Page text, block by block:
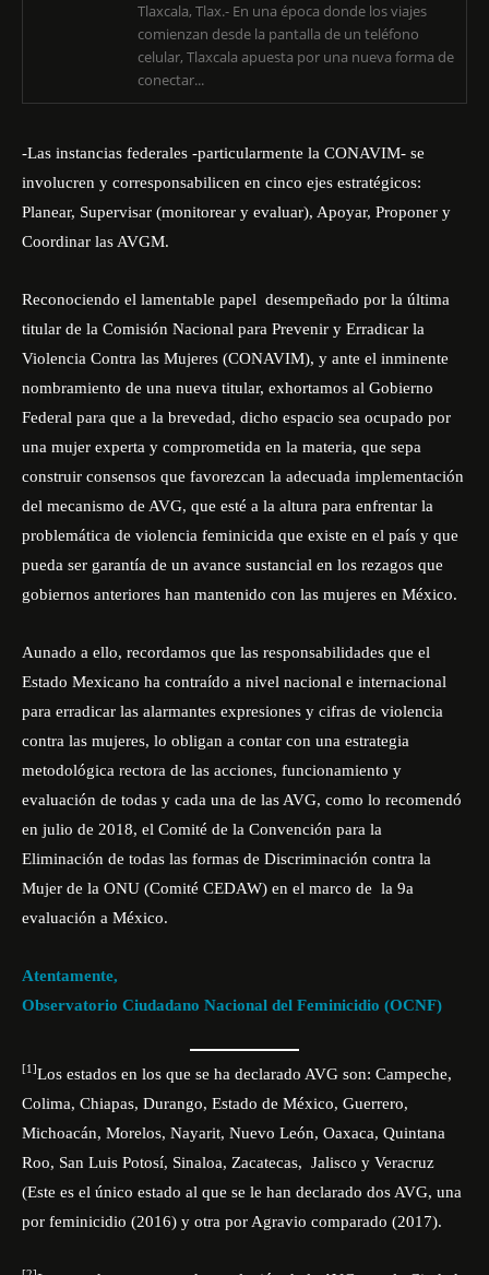
Tlaxcala, Tlax.- En una época donde los viajes
comienzan desde la pantalla de un teléfono
celular, Tlaxcala apuesta por una nueva forma de
conectar...
-Las instancias federales -particularmente la CONAVIM- se
involucren y corresponsabilicen en cinco ejes estratégicos:
Planear, Supervisar (monitorear y evaluar), Apoyar, Proponer y
Coordinar las AVGM.
Reconociendo el lamentable papel desempeñado por la última
titular de la Comisión Nacional para Prevenir y Erradicar la
Violencia Contra las Mujeres (CONAVIM), y ante el inminente
nombramiento de una nueva titular, exhortamos al Gobierno
Federal para que a la brevedad, dicho espacio sea ocupado por
una mujer experta y comprometida en la materia, que sepa
construir consensos que favorezcan la adecuada implementación
del mecanismo de AVG, que esté a la altura para enfrentar la
problemática de violencia feminicida que existe en el país y que
pueda ser garantía de un avance sustancial en los rezagos que
gobiernos anteriores han mantenido con las mujeres en México.
Aunado a ello, recordamos que las responsabilidades que el
Estado Mexicano ha contraído a nivel nacional e internacional
para erradicar las alarmantes expresiones y cifras de violencia
contra las mujeres, lo obligan a contar con una estrategia
metodológica rectora de las acciones, funcionamiento y
evaluación de todas y cada una de las AVG, como lo recomendó
en julio de 2018, el Comité de la Convención para la
Eliminación de todas las formas de Discriminación contra la
Mujer de la ONU (Comité CEDAW) en el marco de la 9a
evaluación a México.
Atentamente,
Observatorio Ciudadano Nacional del Feminicidio (OCNF)
[1]Los estados en los que se ha declarado AVG son: Campeche,
Colima, Chiapas, Durango, Estado de México, Guerrero,
Michoacán, Morelos, Nayarit, Nuevo León, Oaxaca, Quintana
Roo, San Luis Potosí, Sinaloa, Zacatecas, Jalisco y Veracruz
(Este es el único estado al que se le han declarado dos AVG, una
por feminicidio (2016) y otra por Agravio comparado (2017).